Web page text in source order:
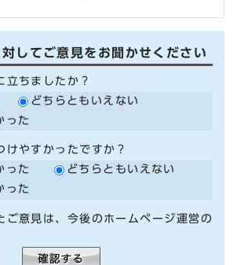
してご意見をお聞かせください
立ちましたか？
どちらともいえない
った
けやすかったですか？
った
どちらともいえない
った
ご意見は、今後のホームページ運営の